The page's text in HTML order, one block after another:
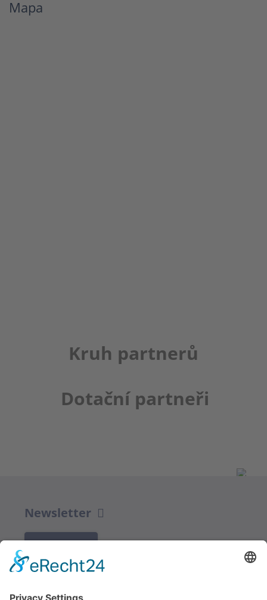
Mapa
Kruh partnerů
Dotační partneři
Newsletter
Redakce bbkult.net